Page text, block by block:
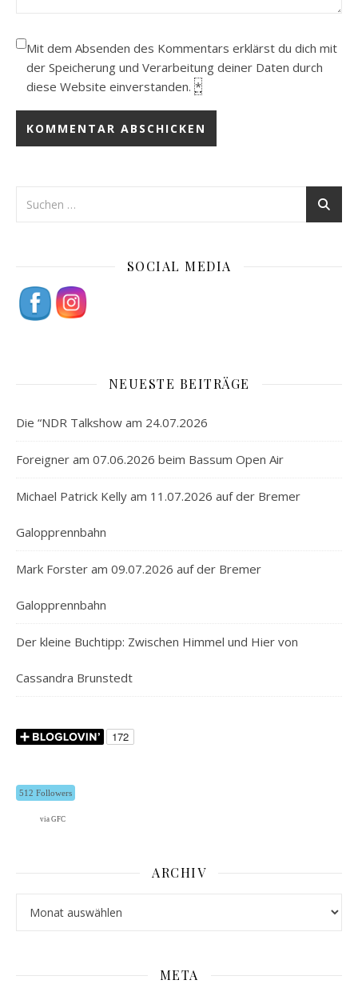
Mit dem Absenden des Kommentars erklärst du dich mit
der Speicherung und Verarbeitung deiner Daten durch
diese Website einverstanden. *
SOCIAL MEDIA
NEUESTE BEITRÄGE
Die “NDR Talkshow am 24.07.2026
Foreigner am 07.06.2026 beim Bassum Open Air
Michael Patrick Kelly am 11.07.2026 auf der Bremer
Galopprennbahn
Mark Forster am 09.07.2026 auf der Bremer
Galopprennbahn
Der kleine Buchtipp: Zwischen Himmel und Hier von
Cassandra Brunstedt
512 Followers
via GFC
ARCHIV
META